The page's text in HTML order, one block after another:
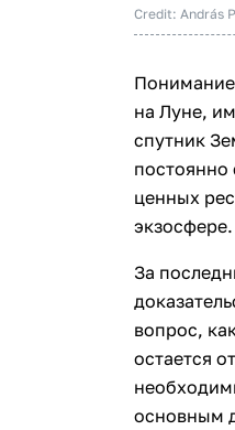
Credit: András
Понимание
на Луне,
спутник
ценных
За
вопрос,
остается
основным